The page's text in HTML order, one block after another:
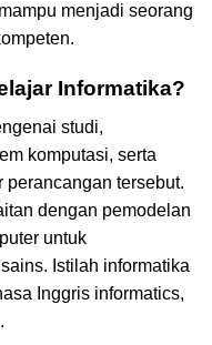
menjadi seorang
Informatika?
studi,
komputasi, serta
tersebut.
dengan pemodelan
untuk
Istilah informatika
Inggris informatics,